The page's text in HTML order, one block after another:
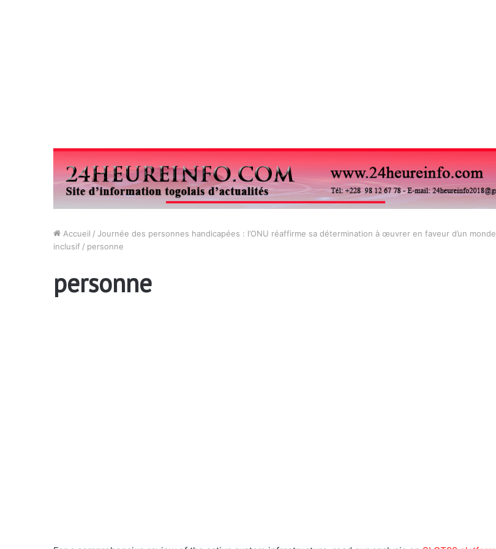
Accueil / Journée des personnes handicapées : l’ONU réaffirme sa détermination à œuvrer en faveur d’un monde
inclusif / personne
personne